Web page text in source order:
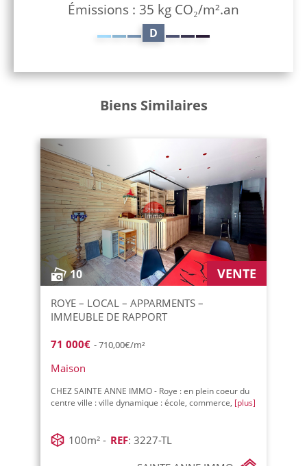
Émissions : 35 kg CO₂/m².an
D
Biens Similaires
10 VENTE
ROYE – LOCAL – APPARMENTS –
IMMEUBLE DE RAPPORT
71 000€ - 710,00€/m²
Maison
CHEZ SAINTE ANNE IMMO - Roye : en plein coeur du
centre ville : ville dynamique : école, commerce, [plus]
100m² - REF: 3227-TL